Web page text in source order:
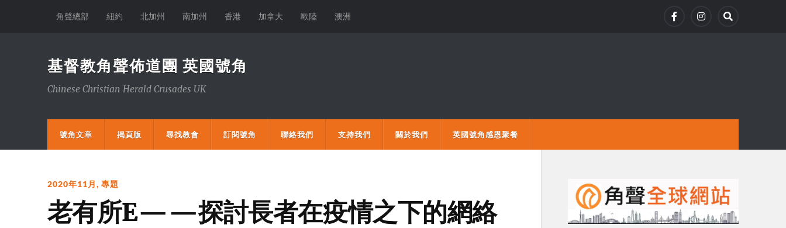
角聲總部 紐約 北加州 南加州 香港 加拿大 歐陸 澳洲
基督教角聲佈道團 英國號角
Chinese Christian Herald Crusades UK
號角文章 揭頁版 尋找教會 訂閱號角 聯絡我們 支持我們 關於我們 英國號角感恩聚餐
2020年11月, 專題
老有所E——探討長者在疫情之下的網絡